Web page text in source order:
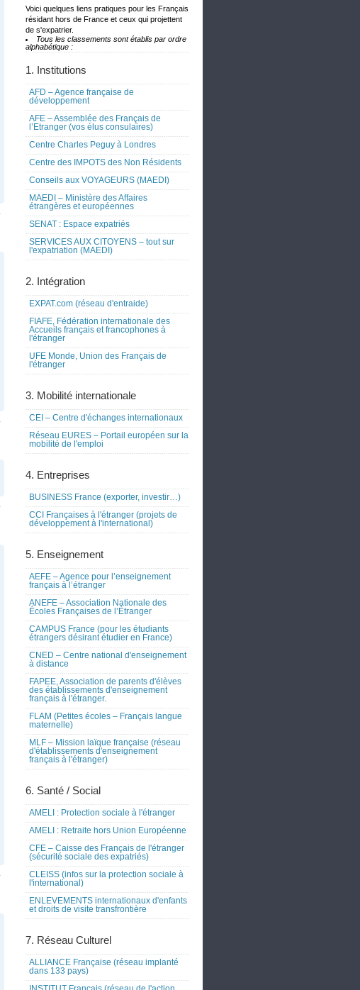
Voici quelques liens pratiques pour les Français
résidant hors de France et ceux qui projettent
de s'expatrier.
Tous les classements sont établis par ordre
alphabétique :
1. Institutions
AFD – Agence française de
développement
AFE – Assemblée des Français de
l’Etranger (vos élus consulaires)
Centre Charles Peguy à Londres
Centre des IMPOTS des Non Résidents
Conseils aux VOYAGEURS (MAEDI)
MAEDI – Ministère des Affaires
étrangères et européennes
SENAT : Espace expatriés
SERVICES AUX CITOYENS – tout sur
l'expatriation (MAEDI)
2. Intégration
EXPAT.com (réseau d'entraide)
FIAFE, Fédération internationale des
Accueils français et francophones à
l'étranger
UFE Monde, Union des Français de
l'étranger
3. Mobilité internationale
CEI – Centre d'échanges internationaux
Réseau EURES – Portail européen sur la
mobilité de l'emploi
4. Entreprises
BUSINESS France (exporter, investir…)
CCI Françaises à l'étranger (projets de
développement à l'international)
5. Enseignement
AEFE – Agence pour l’enseignement
français à l’étranger
ANEFE – Association Nationale des
Écoles Françaises de l’Étranger
CAMPUS France (pour les étudiants
étrangers désirant étudier en France)
CNED – Centre national d'enseignement
à distance
FAPEE, Association de parents d'élèves
des établissements d'enseignement
français à l'étranger.
FLAM (Petites écoles – Français langue
maternelle)
MLF – Mission laïque française (réseau
d'établissements d'enseignement
français à l'étranger)
6. Santé / Social
AMELI : Protection sociale à l'étranger
AMELI : Retraite hors Union Européenne
CFE – Caisse des Français de l'étranger
(sécurité sociale des expatriés)
CLEISS (infos sur la protection sociale à
l'international)
ENLEVEMENTS internationaux d'enfants
et droits de visite transfrontière
7. Réseau Culturel
ALLIANCE Française (réseau implanté
dans 133 pays)